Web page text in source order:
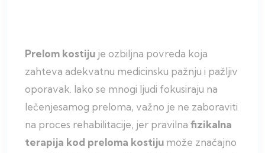
Prelom kostiju je ozbiljna povreda koja
zahteva adekvatnu medicinsku pažnju i pažljiv
oporavak. Iako se mnogi ljudi fokusiraju na
lečenjesamog preloma, važno je ne zaboraviti
na proces rehabilitacije, jer pravilna fizikalna
terapija kod preloma kostiju može značajno